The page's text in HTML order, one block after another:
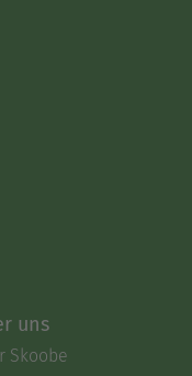
uns
Skoobe